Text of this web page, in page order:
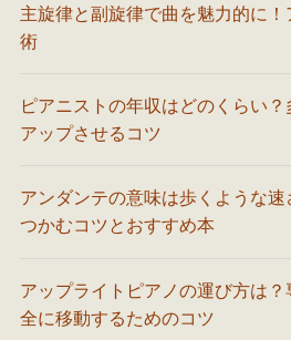
主旋律と副旋律で曲を魅力的に
術
ピアニストの年収はどのくらい
アップさせるコツ
アンダンテの意味は歩くような
つかむコツとおすすめ本
アップライトピアノの運び方は
全に移動するためのコツ